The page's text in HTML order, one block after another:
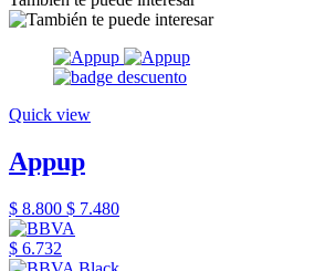
Quick view
Appup
$ 8.800 $ 7.480
$ 6.732